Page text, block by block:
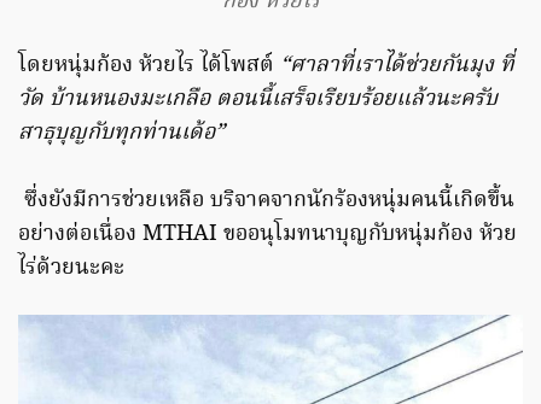
โดยหนุ่มก้อง ห้วยไร ได้โพสต์ “ศาลาที่เราได้ช่วยกันมุง ที่
วัด บ้านหนองมะเกลือ ตอนนี้เสร็จเรียบร้อยแล้วนะครับ
สาธุบุญกับทุกท่านเด้อ”
ซึ่งยังมีการช่วยเหลือ บริจาคจากนักร้องหนุ่มคนนี้เกิดขึ้น
อย่างต่อเนื่อง MTHAI ขออนุโมทนาบุญกับหนุ่มก้อง ห้วย
ไร่ด้วยนะคะ